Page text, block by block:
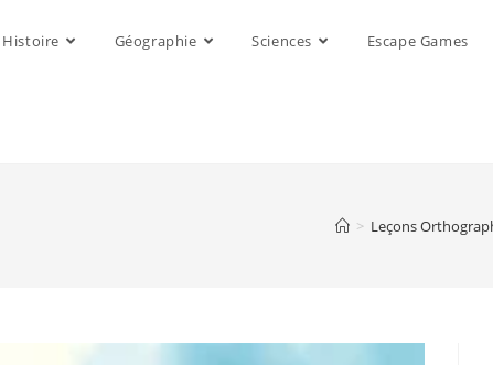
Histoire Géographie Sciences Escape Games
> Leçons